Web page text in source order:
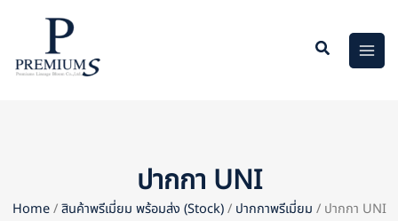
ปากกา UNI
Home/สินค้าพรีเมี่ยม พร้อมส่ง (Stock)/ ปากกาพรีเมี่ยม / ปากกา UNI